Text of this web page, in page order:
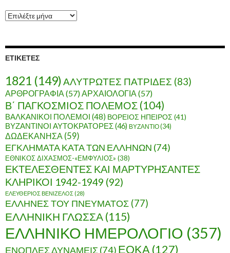
Α
ρ
ο
ΕΤΙΚΈΤΕΣ
1821 (149)ΑΛΥΤΡΩΤΕΣ ΠΑΤΡΙΔΕΣ (83)
ΑΡΘΡΟΓΡΑΦΙΑ(57)ΑΡΧΑΙΟΛΟΓΙΑ(57)
Β΄ ΠΑΓΚΟΣΜΙΟΣ ΠΟΛΕΜΟΣ (104)
ΒΑΛΚΑΝΙΚΟΙ ΠΟΛΕΜΟΙ (48) ΒΟΡΕΙΟΣ ΗΠΕΙΡΟΣ (41)
ΒΥΖΑΝΤΙΝΟΙ ΑΥΤΟΚΡΑΤΟΡΕΣ(46) ΒΥΖΑΝΤΙΟ(34)
ΔΩΔΕΚΑΝΗΣΑ (59)
ΕΓΚΛΗΜΑΤΑ ΚΑΤΑ ΤΩΝ ΕΛΛΗΝΩΝ (74)
ΕΘΝΙΚΟΣ ΔΙΧΑΣΜΟΣ-«ΕΜΦΥΛΙΟΣ» (38)
ΕΚΤΕΛΕΣΘΕΝΤΕΣ ΚΑΙ ΜΑΡΤΥΡΗΣΑΝΤΕΣ
ΚΛΗΡΙΚΟΙ 1942-1949 (92)
ΕΛΕΥΘΕΡΙΟΣ ΒΕΝΙΖΕΛΟΣ (28)
ΕΛΛΗΝΕΣ ΤΟΥ ΠΝΕΥΜΑΤΟΣ (77)
ΕΛΛΗΝΙΚΗ ΓΛΩΣΣΑ (115)
ΕΛΛΗΝΙΚΟ ΗΜΕΡΟΛΟΓΙΟ (357)
ΕΝΟΠΛΕΣ ΔΥΝΑΜΕΙΣ(74) ΕΟΚΑ (127)